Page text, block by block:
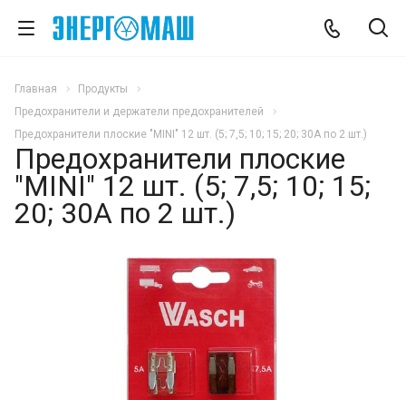
Главная
Продукты
Предохранители и держатели предохранителей
Предохранители плоские "MINI" 12 шт. (5; 7,5; 10; 15; 20; 30А по 2 шт.)
Предохранители плоские
"MINI" 12 шт. (5; 7,5; 10; 15;
20; 30А по 2 шт.)